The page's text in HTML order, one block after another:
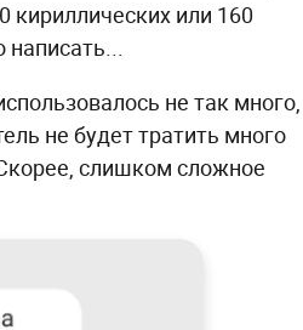
или 160
написать...
не так много,
не будет тратить много
слишком сложное